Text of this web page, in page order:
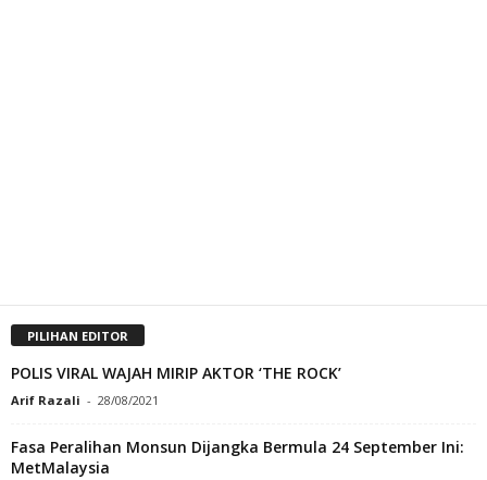
PILIHAN EDITOR
POLIS VIRAL WAJAH MIRIP AKTOR ‘THE ROCK’
Arif Razali - 28/08/2021
Fasa Peralihan Monsun Dijangka Bermula 24 September Ini:
MetMalaysia